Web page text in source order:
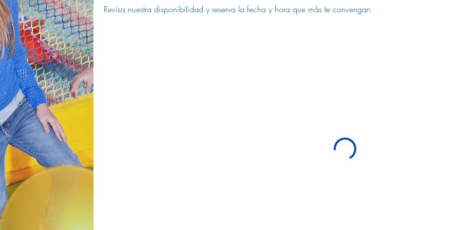
Revisa nuestra disponibilidad y reserva la fecha y hora que más te convengan